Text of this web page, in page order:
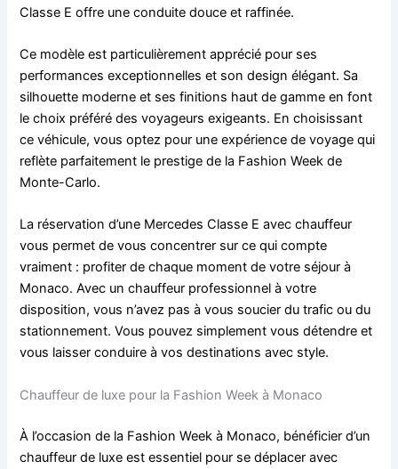
Classe E offre une conduite douce et raffinée.
Ce modèle est particulièrement apprécié pour ses
performances exceptionnelles et son design élégant. Sa
silhouette moderne et ses finitions haut de gamme en font
le choix préféré des voyageurs exigeants. En choisissant
ce véhicule, vous optez pour une expérience de voyage qui
reflète parfaitement le prestige de la Fashion Week de
Monte-Carlo.
La réservation d’une Mercedes Classe E avec chauffeur
vous permet de vous concentrer sur ce qui compte
vraiment : profiter de chaque moment de votre séjour à
Monaco. Avec un chauffeur professionnel à votre
disposition, vous n’avez pas à vous soucier du trafic ou du
stationnement. Vous pouvez simplement vous détendre et
vous laisser conduire à vos destinations avec style.
Chauffeur de luxe pour la Fashion Week à Monaco
À l’occasion de la Fashion Week à Monaco, bénéficier d’un
chauffeur de luxe est essentiel pour se déplacer avec